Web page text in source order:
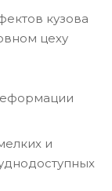
кузова
цеху
и